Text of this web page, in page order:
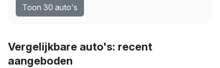
Toon 30 auto's
Vergelijkbare auto's: recent
aangeboden